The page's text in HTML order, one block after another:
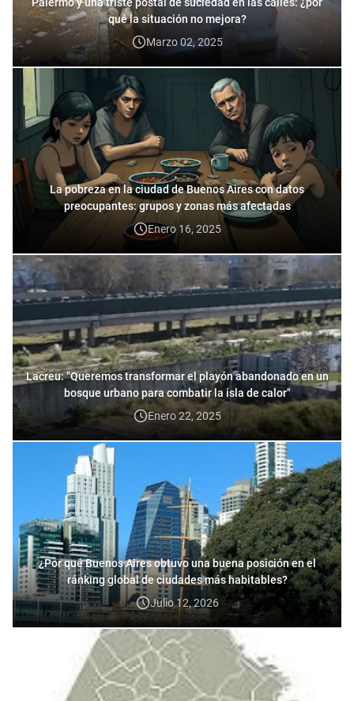
qué la situación no mejora?
Marzo 02, 2025
La pobreza en la ciudad de Buenos Aires con datos
preocupantes: grupos y zonas más afectadas
Enero 16, 2025
Lacreu: "Queremos transformar el playón abandonado en un
bosque urbano para combatir la isla de calor"
Enero 22, 2025
¿Por qué Buenos Aires obtuvo una buena posición en el
ránking global de ciudades más habitables?
Julio 12, 2026